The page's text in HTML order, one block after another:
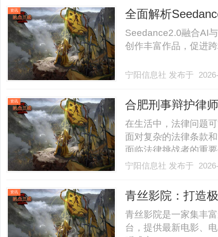
构：遵循“总-分-总
资讯
全面解析
时代
Seedance2.0融合AI
创作丰富作品，促进
宁阳信息社 发布于
资讯 合肥刑事辩护律
在生活中，法律问题
面对复杂的法律条款
面临法律挑战者的重
合法权益的守护者。
护律师的职责合肥刑
责，.........
宁阳信息社 发布于
资讯 青丝影院：打造
青丝影院是一家集丰
台，提供最新电影、